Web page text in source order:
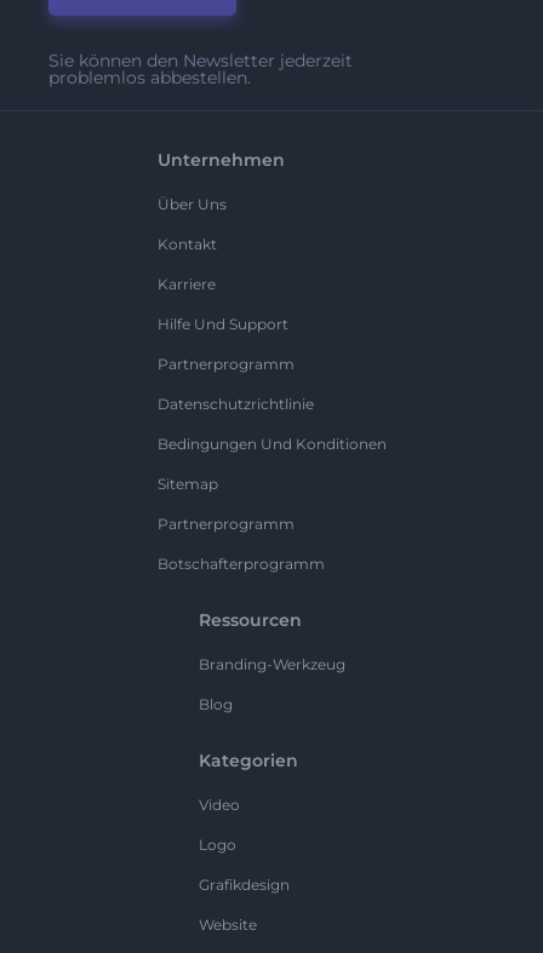
Sie können den Newsletter jederzeit
problemlos abbestellen.
Unternehmen
Über Uns
Kontakt
Karriere
Hilfe Und Support
Partnerprogramm
Datenschutzrichtlinie
Bedingungen Und Konditionen
Sitemap
Partnerprogramm
Botschafterprogramm
Ressourcen
Branding-Werkzeug
Blog
Kategorien
Video
Logo
Grafikdesign
Website